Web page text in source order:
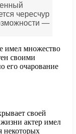
чересчур
—
имел множество
своими
очарование
своей
актер имел
некоторых